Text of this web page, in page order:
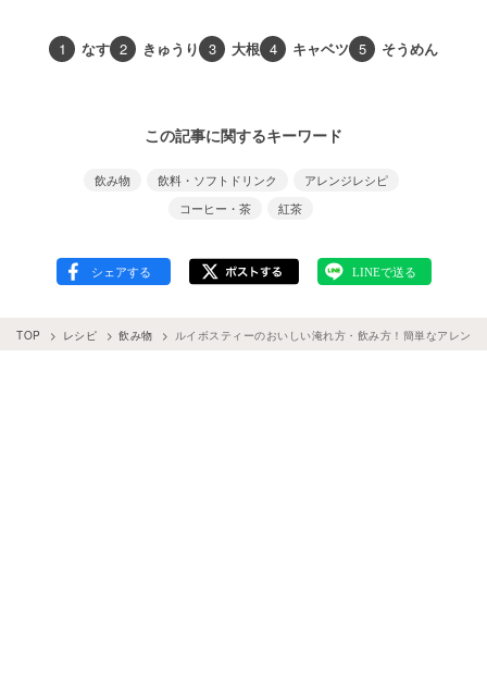
1 なす 2 きゅうり 3 大根 4 キャベツ 5 そうめん
この記事に関するキーワード
飲み物 飲料・ソフトドリンク
アレンジレシピ
コーヒー・茶
紅茶
TOP レシピ 飲み物 ルイボスティーのおいしい淹れ方・飲み方！簡単なアレンジ